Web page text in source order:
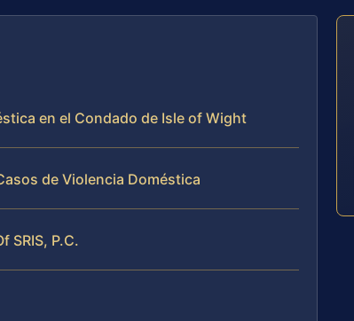
en el Condado de Isle of Wight
de Violencia Doméstica
SRIS, P.C.